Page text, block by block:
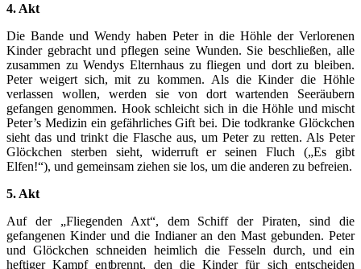
4. Akt
Die Bande und Wendy haben Peter in die Höhle der Verlorenen
Kinder gebracht und pflegen seine Wunden. Sie beschließen, alle
zusammen zu Wendys Elternhaus zu fliegen und dort zu bleiben.
Peter weigert sich, mit zu kommen. Als die Kinder die Höhle
verlassen wollen, werden sie von dort wartenden Seeräubern
gefangen genommen. Hook schleicht sich in die Höhle und mischt
Peter’s Medizin ein gefährliches Gift bei. Die todkranke Glöckchen
sieht das und trinkt die Flasche aus, um Peter zu retten. Als Peter
Glöckchen sterben sieht, widerruft er seinen Fluch („Es gibt
Elfen!“), und gemeinsam ziehen sie los, um die anderen zu befreien.
5. Akt
Auf der „Fliegenden Axt“, dem Schiff der Piraten, sind die
gefangenen Kinder und die Indianer an den Mast gebunden. Peter
und Glöckchen schneiden heimlich die Fesseln durch, und ein
heftiger Kampf entbrennt, den die Kinder für sich entscheiden